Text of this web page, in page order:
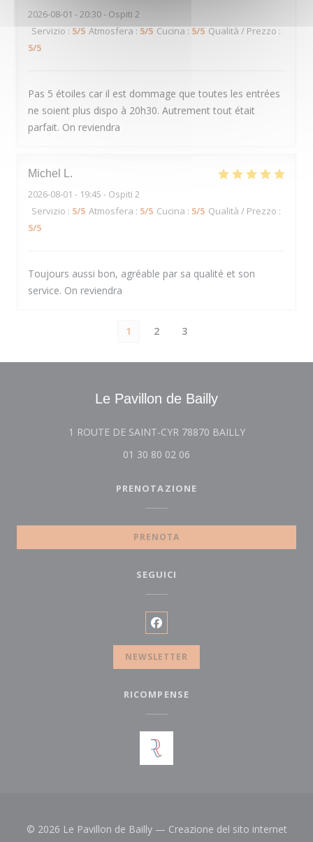
2026-08-01 - 20:30 - Ospiti 2
Servizio:5/5 Atmosfera:5/5 Cucina:5/5 Qualità / Prezzo :
5/5
Pas 5 étoiles car il est dommage que toutes les entrées
ne soient plus dispo à 20h30. Autrement tout était
parfait. On reviendra
Michel L
2026-08-01 - 19:45 - Ospiti 2
Servizio : 5/5 Atmosfera : 5/5 Cucina : 5/5 Qualità / Prezzo :
5/5
Toujours aussi bon, agréable par sa qualité et son
service. On reviendra
1 2 3
Le Pavillon de Bailly
1 ROUTE DE SAINT-CYR 78870 BAILLY((apre una
01 30 80 02 06
PRENOTAZIONE
PRENOTA
SEGUICI
Facebook ((apre una nuova
NEWSLETTER
RICOMPENSE
© 2026 Le Pavillon de Bailly — Creazione del sito internet